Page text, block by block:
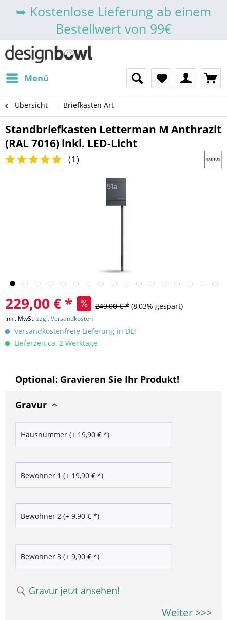
➥ Kostenlose Lieferung ab einem
Bestellwert von 99€
Menü
Übersicht Briefkasten Art
Standbriefkasten Letterman M Anthrazit
(RAL 7016) inkl. LED-Licht
(1)
229,00 € * 249,00 € * (8,03% gespart)
inkl. MwSt.zzgl. Versandkosten
Versandkostenfreie Lieferung in DE!
Lieferzeit ca. 2 Werktage
Optional: Gravieren Sie Ihr Produkt!
Gravur
Gravur jetzt ansehen!
Weiter >>>